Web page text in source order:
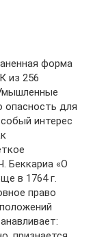
форма
из 256
опасность для
интерес
Беккариа «О
в 1764 г.
право